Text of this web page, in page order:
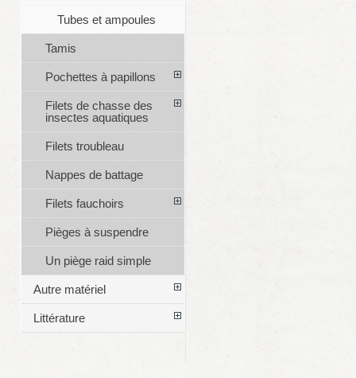
Tubes et ampoules
Tamis
Pochettes à papillons
Filets de chasse des
insectes aquatiques
Filets troubleau
Nappes de battage
Filets fauchoirs
Pièges à suspendre
Un piège raid simple
Autre matériel
Littérature